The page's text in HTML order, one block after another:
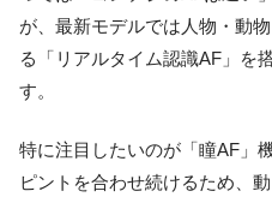
が、最新モデルでは人物・動
る「リアルタイム認識AF」を
す。
特に注目したいのが「瞳AF」
ピントを合わせ続けるため、